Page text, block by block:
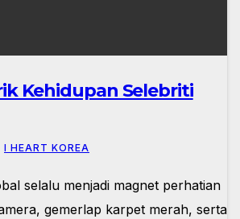
Kehidupan Selebriti
I HEART KOREA
selalu menjadi magnet perhatian
gemerlap karpet merah, serta